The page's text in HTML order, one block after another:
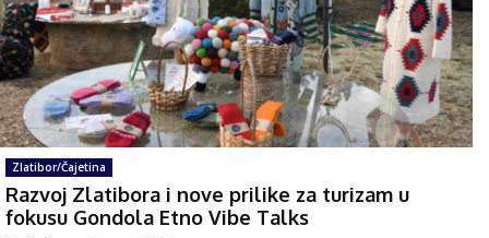
Zlatibor/Čajetina
Razvoj Zlatibora i nove prilike za turizam u
fokusu Gondola Etno Vibe Talks